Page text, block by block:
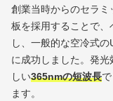
創業当時からのセラ
板を採用することで
し、一般的な空冷式
に成功しました。 発光
しい365nmの短波長
ます。